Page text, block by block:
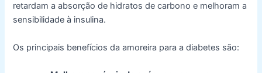
retardam a absorção de hidratos de carbono e melhoram a
sensibilidade à insulina.
Os principais benefícios da amoreira para a diabetes são: